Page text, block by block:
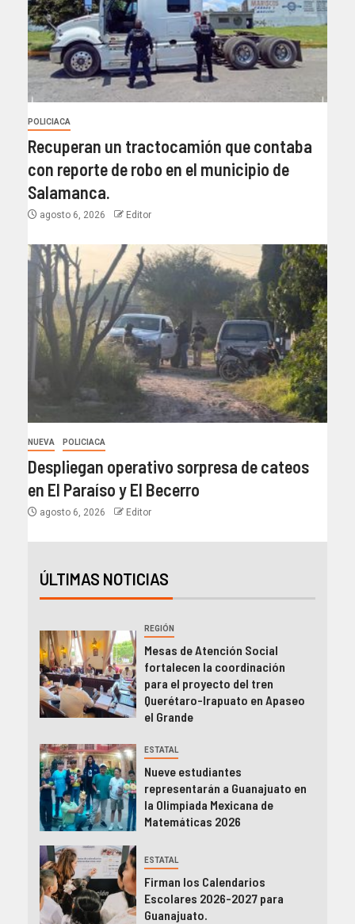
POLICIACA
Recuperan un tractocamión que contaba
con reporte de robo en el municipio de
Salamanca.
agosto 6, 2026 Editor
NUEVA POLICIACA
Despliegan operativo sorpresa de cateos
en El Paraíso y El Becerro
agosto 6, 2026 Editor
ÚLTIMAS NOTICIAS
REGIÓN
Mesas de Atención Social
fortalecen la coordinación
para el proyecto del tren
Querétaro-Irapuato en Apaseo
el Grande
ESTATAL
Nueve estudiantes
representarán a Guanajuato en
la Olimpiada Mexicana de
Matemáticas 2026
ESTATAL
Firman los Calendarios
Escolares 2026-2027 para
Guanajuato.